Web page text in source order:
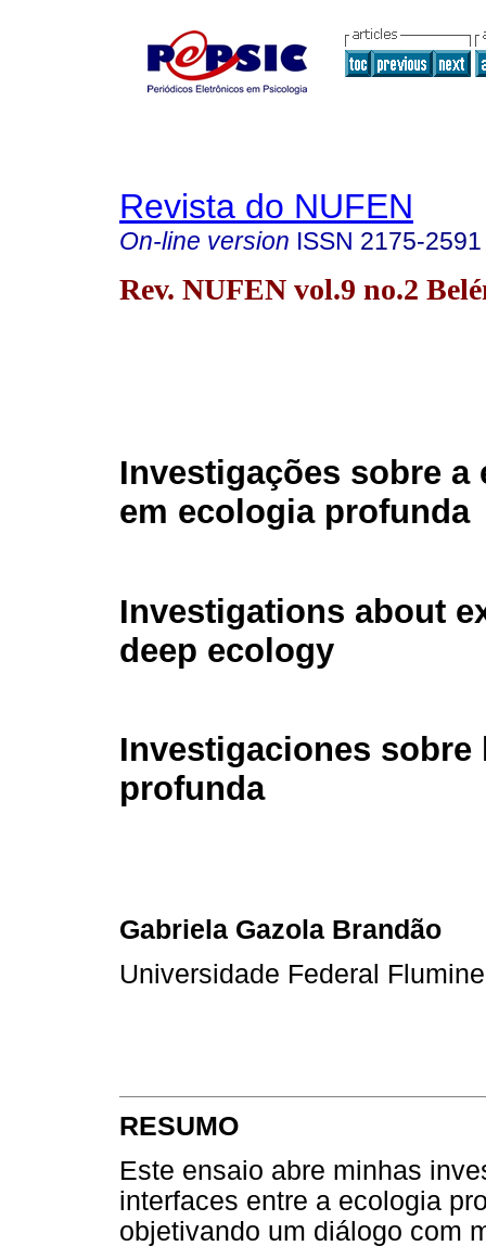
Revista do NUFEN
On-line version ISSN 2175-2591
Rev. NUFEN vol.9 no.2
Investigações sobre a
em ecologia profunda
Investigations about
deep ecology
Investigaciones
profunda
Gabriela Gazola Brandão
Universidade Federal
RESUMO
Este ensaio abre minhas
interfaces entre a ecologia
objetivando um diálogo com